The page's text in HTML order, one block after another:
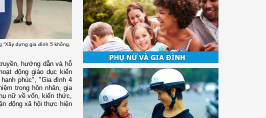
dựng gia đình 5 không,
hướng dẫn và hỗ
động giáo dục kiến
phúc", "Gia đình 4
trong hôn nhân, gia
nữ về vốn, kiến thức,
động xã hội thực hiện